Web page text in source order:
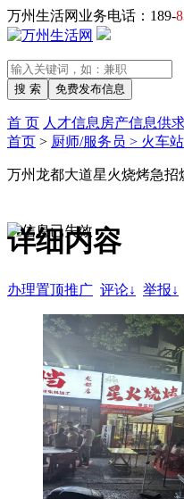
万州生活网业务电话：189-
首 页 人才信息 房产信息供
首页 > 厨师/服务员 > 火车
万州龙都大道星火烧烤急招
详细内容
办理置顶推广 评论↓ 举报↓